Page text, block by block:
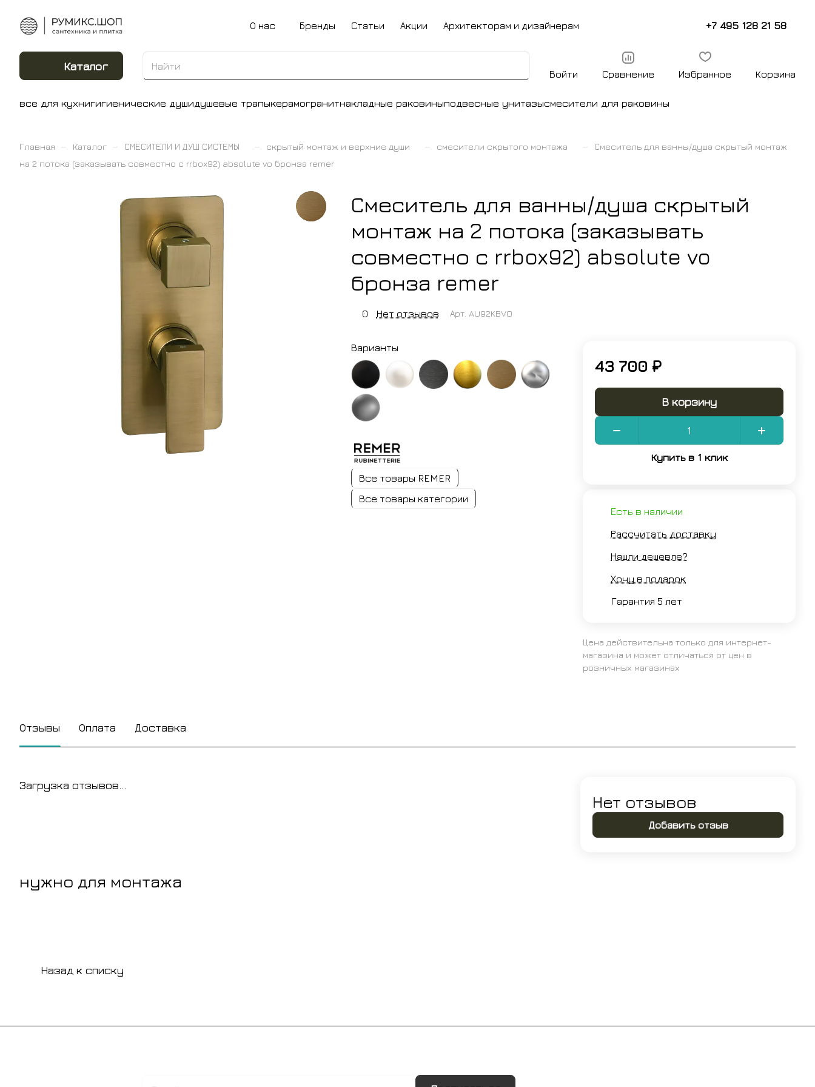
О нас Бренды Статьи Акции Архитекторам и дизайнерам +7 495 128 21 58
Каталог
Войти Сравнение Избранное Корзина
все для кухнигигиенические душидушевые трапыкерамогранитнакладные раковиныподвесные унитазысмесители для раковины
Главная – Каталог – СМЕСИТЕЛИ И ДУШ СИСТЕМЫ – скрытый монтаж и верхние души – смесители скрытого монтажа –
Смеситель для ванны/душа скрытый монтаж
на 2 потока (заказывать совместно с rrbox92) absolute vo бронза remer
Смеситель для ванны/душа скрытый
монтаж на 2 потока (заказывать
совместно с rrbox92) absolute vo
бронза remer
0 Нет отзывов Арт. AU92KBVO
Варианты
черный
матовый
белый
матовый
Все товары REMER
Все товары категории
43 700 ₽
В корзину
Купить в 1 клик
Есть в наличии
Рассчитать доставку
Нашли дешевле?
Хочу в подарок
Гарантия 5 лет
Цена действительна только для интернет-
магазина и может отличаться от цен в
розничных магазинах
Отзывы Оплата Доставка
Загрузка отзывов...
Нет отзывов
Добавить отзыв
нужно для монтажа
Назад к списку